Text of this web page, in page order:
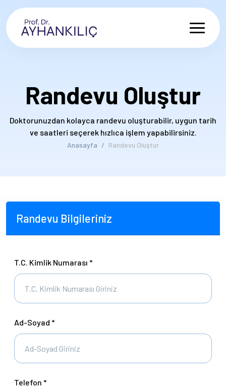
Randevu Oluştur
Doktorunuzdan kolayca randevu oluşturabilir, uygun tarih
ve saatleri seçerek hızlıca işlem yapabilirsiniz.
Anasayfa Randevu Oluştur
Randevu Bilgileriniz
T.C. Kimlik Numarası *
Ad-Soyad *
Telefon *